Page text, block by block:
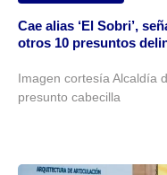
Cae alias ‘El Sobri’,
otros 10 presuntos
Imagen cortesía Alcaldía
presunto cabecilla